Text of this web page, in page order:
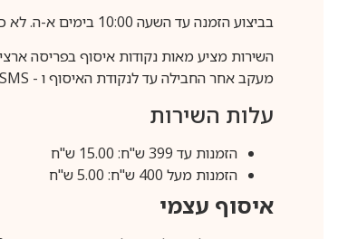
בביצוע הזמנה עד השעה 10:00 בימים א-ה. לא כולל שישי-שבת,ערבי חג וחול המועד.
השירות מציע מאות נקודות איסוף בפריסה
מעקב אחר החבילה עד לנקודת האיסוף ו - SMS
עלות השירות
הזמנות עד 399 ש"ח: 15.00 ש"ח
הזמנות מעל 400 ש"ח: 5.00 ש"ח
איסוף עצמי